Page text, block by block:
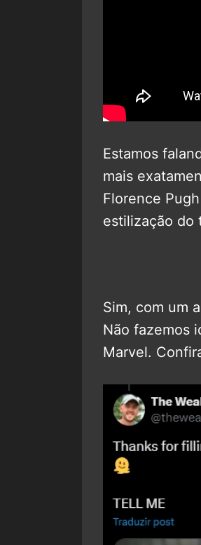
Estamos
mais
Florence
estilização do
Sim, com um
Não fazemos
Marvel.